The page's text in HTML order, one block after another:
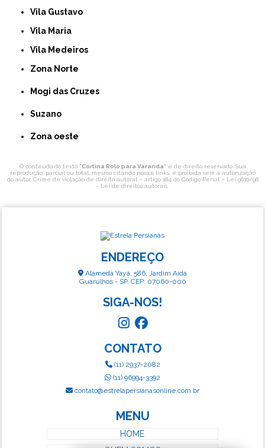
Vila Gustavo
Vila Maria
Vila Medeiros
Zona Norte
Mogi das Cruzes
Suzano
Zona oeste
O conteúdo do texto "Cortina Rolo para Varanda" é de direito reservado. Sua
reprodução, parcial ou total, mesmo citando nossos links, é proibida sem a autorização
do autor. Crime de violação de direito autoral – artigo 184 do Código Penal – Lei 9610/98
- Lei de direitos autorais.
ENDEREÇO
Alameda Yayá, 586, Jardim Aida
Guarulhos - SP, CEP: 07060-000
SIGA-NOS!
CONTATO
(11) 2937-2082
(11) 96994-3392
contato@estrelapersianasonline.com.br
MENU
HOME